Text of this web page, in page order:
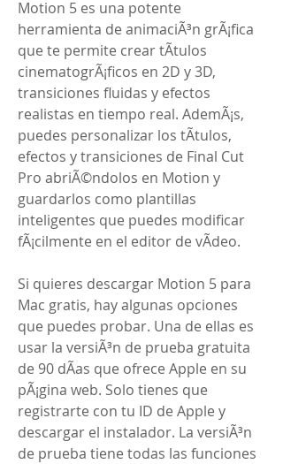
Motion 5 es una potente
herramienta de animaciÃ³n grÃ¡fica
que te permite crear tÃ­tulos
cinematogrÃ¡ficos en 2D y 3D,
transiciones fluidas y efectos
realistas en tiempo real. AdemÃ¡s,
puedes personalizar los tÃ­tulos,
efectos y transiciones de Final Cut
Pro abriÃ©ndolos en Motion y
guardarlos como plantillas
inteligentes que puedes modificar
fÃ¡cilmente en el editor de vÃ­deo.
Si quieres descargar Motion 5 para
Mac gratis, hay algunas opciones
que puedes probar. Una de ellas es
usar la versiÃ³n de prueba gratuita
de 90 dÃ­as que ofrece Apple en su
pÃ¡gina web. Solo tienes que
registrarte con tu ID de Apple y
descargar el instalador. La versiÃ³n
de prueba tiene todas las funciones